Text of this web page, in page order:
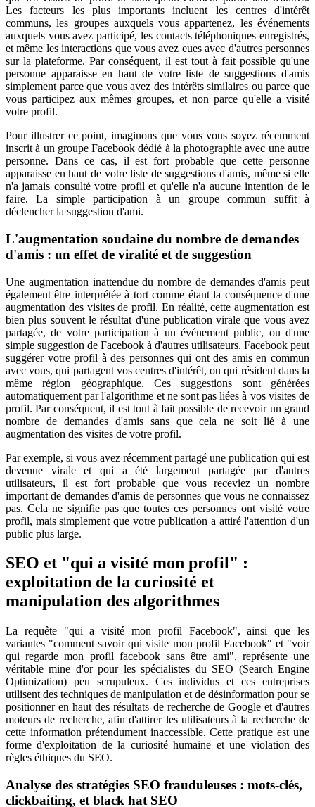
Les facteurs les plus importants incluent les centres d'intérêt
communs, les groupes auxquels vous appartenez, les événements
auxquels vous avez participé, les contacts téléphoniques enregistrés,
et même les interactions que vous avez eues avec d'autres personnes
sur la plateforme. Par conséquent, il est tout à fait possible qu'une
personne apparaisse en haut de votre liste de suggestions d'amis
simplement parce que vous avez des intérêts similaires ou parce que
vous participez aux mêmes groupes, et non parce qu'elle a visité
votre profil.
Pour illustrer ce point, imaginons que vous vous soyez récemment
inscrit à un groupe Facebook dédié à la photographie avec une autre
personne. Dans ce cas, il est fort probable que cette personne
apparaisse en haut de votre liste de suggestions d'amis, même si elle
n'a jamais consulté votre profil et qu'elle n'a aucune intention de le
faire. La simple participation à un groupe commun suffit à
déclencher la suggestion d'ami.
L'augmentation soudaine du nombre de demandes
d'amis : un effet de viralité et de suggestion
Une augmentation inattendue du nombre de demandes d'amis peut
également être interprétée à tort comme étant la conséquence d'une
augmentation des visites de profil. En réalité, cette augmentation est
bien plus souvent le résultat d'une publication virale que vous avez
partagée, de votre participation à un événement public, ou d'une
simple suggestion de Facebook à d'autres utilisateurs. Facebook peut
suggérer votre profil à des personnes qui ont des amis en commun
avec vous, qui partagent vos centres d'intérêt, ou qui résident dans la
même région géographique. Ces suggestions sont générées
automatiquement par l'algorithme et ne sont pas liées à vos visites de
profil. Par conséquent, il est tout à fait possible de recevoir un grand
nombre de demandes d'amis sans que cela ne soit lié à une
augmentation des visites de votre profil.
Par exemple, si vous avez récemment partagé une publication qui est
devenue virale et qui a été largement partagée par d'autres
utilisateurs, il est fort probable que vous receviez un nombre
important de demandes d'amis de personnes que vous ne connaissez
pas. Cela ne signifie pas que toutes ces personnes ont visité votre
profil, mais simplement que votre publication a attiré l'attention d'un
public plus large.
SEO et "qui a visité mon profil" :
exploitation de la curiosité et
manipulation des algorithmes
La requête "qui a visité mon profil Facebook", ainsi que les
variantes "comment savoir qui visite mon profil Facebook" et "voir
qui regarde mon profil facebook sans être ami", représente une
véritable mine d'or pour les spécialistes du SEO (Search Engine
Optimization) peu scrupuleux. Ces individus et ces entreprises
utilisent des techniques de manipulation et de désinformation pour se
positionner en haut des résultats de recherche de Google et d'autres
moteurs de recherche, afin d'attirer les utilisateurs à la recherche de
cette information prétendument inaccessible. Cette pratique est une
forme d'exploitation de la curiosité humaine et une violation des
règles éthiques du SEO.
Analyse des stratégies SEO frauduleuses : mots-clés,
clickbaiting, et black hat SEO